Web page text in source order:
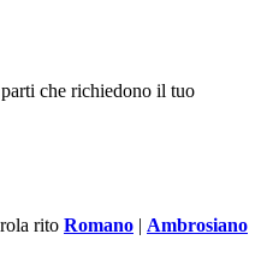
che richiedono il tuo
rito Romano | Ambrosiano